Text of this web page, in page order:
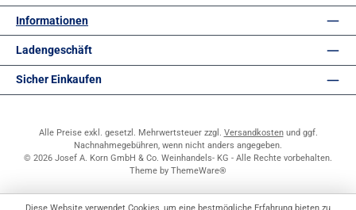
Informationen
Ladengeschäft
Sicher Einkaufen
Alle Preise exkl. gesetzl. Mehrwertsteuer zzgl. Versandkostenund ggf.
Nachnahmegebühren, wenn nicht anders angegeben.
© 2026 Josef A. Korn GmbH & Co. Weinhandels- KG - Alle Rechte vorbehalten.
Theme by ThemeWare®
Diese Website verwendet Cookies, um eine bestmögliche Erfahrung bieten zu